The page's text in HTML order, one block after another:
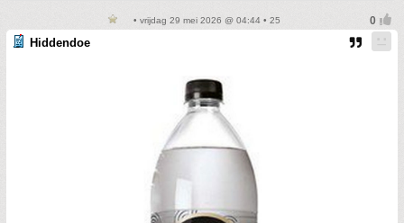
• vrijdag 29 mei 2026 @ 04:44 • 25
Hiddendoe